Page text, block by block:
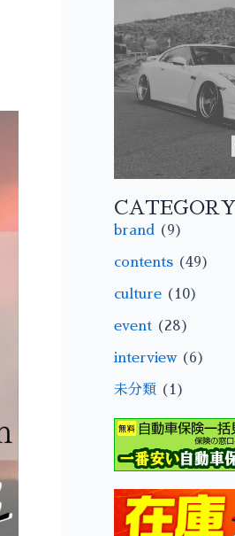
CATEGORY
brand (9)
contents (49)
culture (10)
event (28)
interview(6)
未分類 (1)